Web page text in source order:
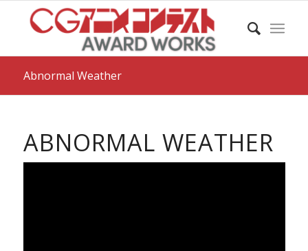
Abnormal Weather
ABNORMAL WEATHER